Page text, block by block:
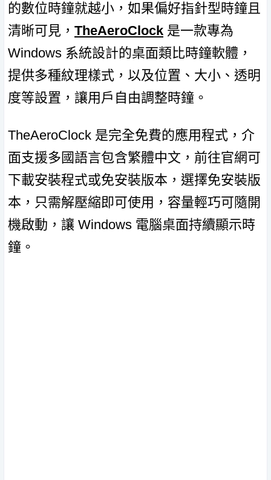
的數位時鐘就越小，如果偏好指針型時鐘且
清晰可見， TheAeroClock 是一款專為
Windows 系統設計的桌面類比時鐘軟體，
提供多種紋理樣式，以及位置、大小、透明
度等設置，讓用戶自由調整時鐘。
TheAeroClock 是完全免費的應用程式，介
面支援多國語言包含繁體中文，前往官網可
下載安裝程式或免安裝版本，選擇免安裝版
本，只需解壓縮即可使用，容量輕巧可隨開
機啟動，讓 Windows 電腦桌面持續顯示時
鐘。